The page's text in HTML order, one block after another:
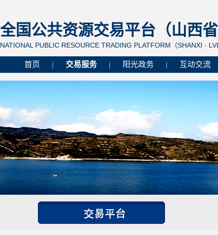
全国公共资源交易平台（山西
NATIONAL PUBLIC RESOURCE TRADING PLATFORM（SHANXI ·
首页 交易服务 阳光政务 互动交流